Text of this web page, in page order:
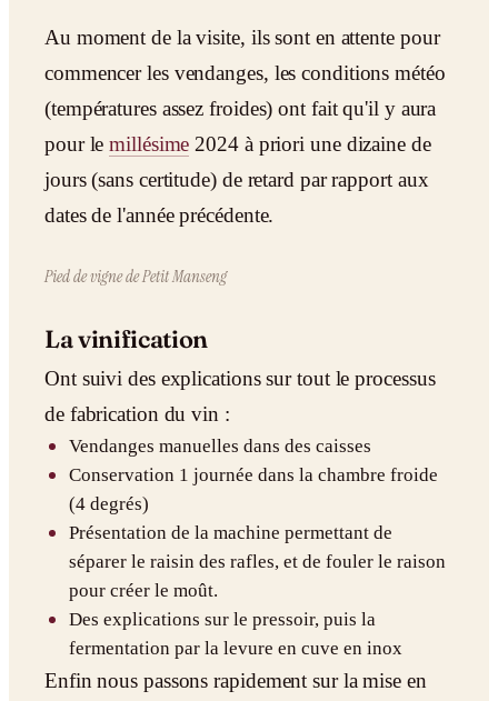
Au moment de la visite, ils sont en attente pour
commencer les vendanges, les conditions météo
(températures assez froides) ont fait qu'il y aura
pour lemillésime 2024 à priori une dizaine de
jours (sans certitude) de retard par rapport aux
dates de l'année précédente.
Pied de vigne de Petit Manseng
La vinification
Ont suivi des explications sur tout le processus
de fabrication du vin :
Vendanges manuelles dans des caisses
Conservation 1 journée dans la chambre froide
(4 degrés)
Présentation de la machine permettant de
séparer le raisin des rafles, et de fouler le raison
pour créer le moût.
Des explications sur le pressoir, puis la
fermentation par la levure en cuve en inox
Enfin nous passons rapidement sur la mise en